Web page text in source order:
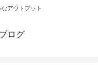
アウトプット
ログ